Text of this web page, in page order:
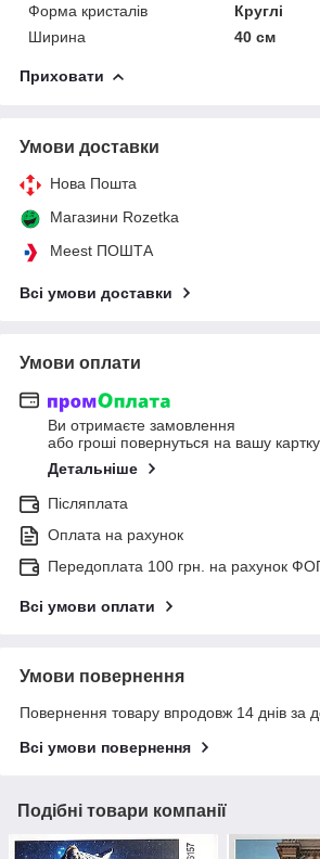
Форма кристалів
Круглі
Ширина
40 см
Приховати
Умови доставки
Нова Пошта
Магазини Rozetka
Meest ПОШТА
Всі умови доставки
Умови оплати
Ви отримаєте замовлення
або гроші повернуться на вашу картку
Детальніше
Післяплата
Оплата на рахунок
Передоплата 100 грн. на рахунок
Всі умови оплати
Умови повернення
Повернення товару впродовж 14 днів за
Всі умови повернення
Подібні товари компанії